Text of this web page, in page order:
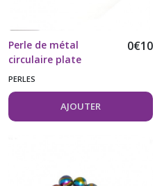
Perle de métal
circulaire plate
Symbole de paix
0€10
PERLES
AJOUTER